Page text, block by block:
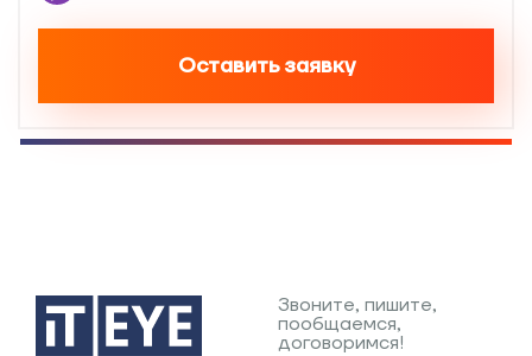
Оставить заявку
Звоните, пишите,
пообщаемся,
договоримся!